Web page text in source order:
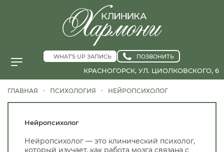
WHAT'S UP ЗАПИСЬ ПОЗВОНИТЬ
КРАСНОГОРСК, УЛ. ЦИОЛКОВСКОГО, 6
ГЛАВНАЯ - ПСИХОЛОГИЯ - НЕЙРОПСИХОЛОГ
Нейропсихолог
Нейропсихолог — это клинический психолог,
который изучает, как работа мозга связана с